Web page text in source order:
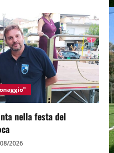
nella festa del
2026